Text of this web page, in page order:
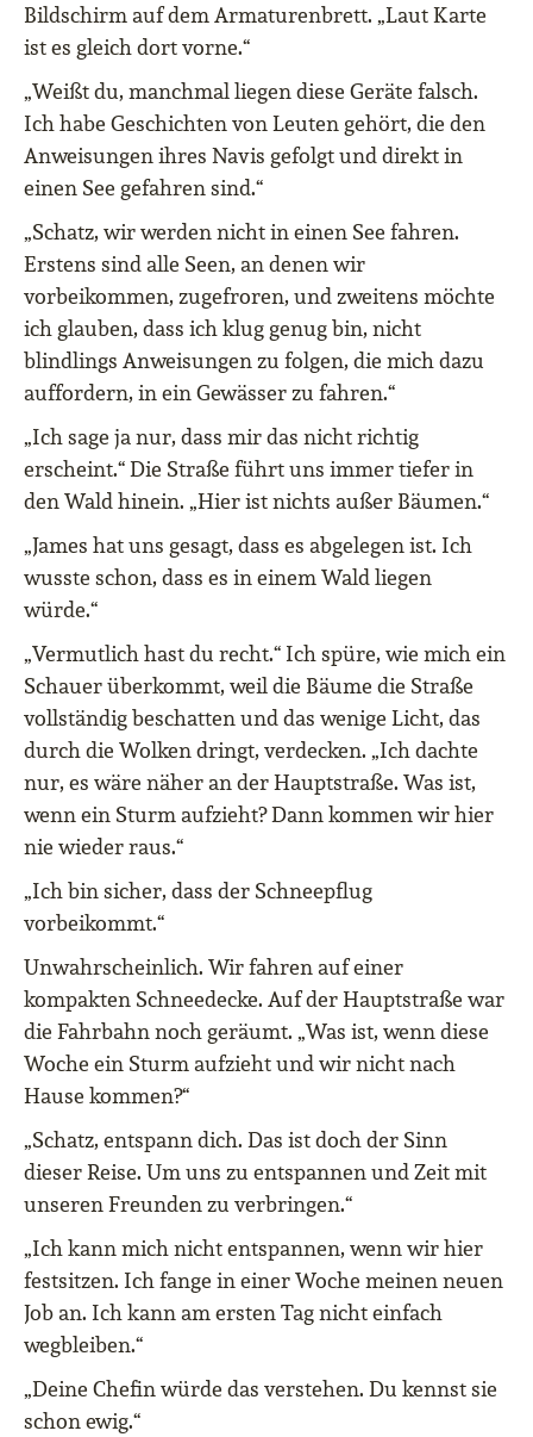
Bildschirm auf dem Armaturenbrett. „Laut Karte
ist es gleich dort vorne.“
„Weißt du, manchmal liegen diese Geräte falsch.
Ich habe Geschichten von Leuten gehört, die den
Anweisungen ihres Navis gefolgt und direkt in
einen See gefahren sind.“
„Schatz, wir werden nicht in einen See fahren.
Erstens sind alle Seen, an denen wir
vorbeikommen, zugefroren, und zweitens möchte
ich glauben, dass ich klug genug bin, nicht
blindlings Anweisungen zu folgen, die mich dazu
auffordern, in ein Gewässer zu fahren.“
„Ich sage ja nur, dass mir das nicht richtig
erscheint.“ Die Straße führt uns immer tiefer in
den Wald hinein. „Hier ist nichts außer Bäumen.“
„James hat uns gesagt, dass es abgelegen ist. Ich
wusste schon, dass es in einem Wald liegen
würde.“
„Vermutlich hast du recht.“ Ich spüre, wie mich ein
Schauer überkommt, weil die Bäume die Straße
vollständig beschatten und das wenige Licht, das
durch die Wolken dringt, verdecken. „Ich dachte
nur, es wäre näher an der Hauptstraße. Was ist,
wenn ein Sturm aufzieht? Dann kommen wir hier
nie wieder raus.“
„Ich bin sicher, dass der Schneepflug
vorbeikommt.“
Unwahrscheinlich. Wir fahren auf einer
kompakten Schneedecke. Auf der Hauptstraße war
die Fahrbahn noch geräumt. „Was ist, wenn diese
Woche ein Sturm aufzieht und wir nicht nach
Hause kommen?“
„Schatz, entspann dich. Das ist doch der Sinn
dieser Reise. Um uns zu entspannen und Zeit mit
unseren Freunden zu verbringen.“
„Ich kann mich nicht entspannen, wenn wir hier
festsitzen. Ich fange in einer Woche meinen neuen
Job an. Ich kann am ersten Tag nicht einfach
wegbleiben.“
„Deine Chefin würde das verstehen. Du kennst sie
schon ewig.“